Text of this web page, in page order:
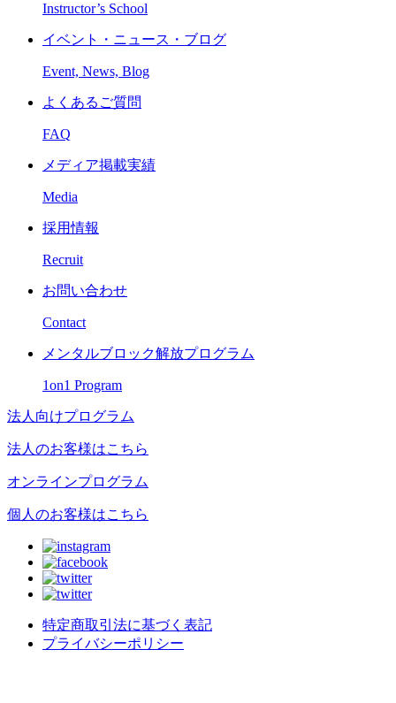
Instructor’s School
イベント・ニュース・ブログ
Event, News, Blog
よくあるご質問
FAQ
メディア掲載実績
Media
採用情報
Recruit
お問い合わせ
Contact
メンタルブロック解放プログラム
1on1 Program
法人向けプログラム
法人のお客様はこちら
オンラインプログラム
個人のお客様はこちら
特定商取引法に基づく表記
プライバシーポリシー